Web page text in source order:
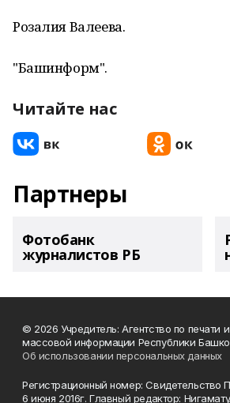
Розалия Валеева.
"Башинформ".
Читайте нас
Партнеры
Фотобанк
журналистов РБ
© 2026 Учредитель: Агентство по печати
массовой информации Республики
Об использовании персональных данных
Регистрационный номер:
6 июня 2016г. Главный редактор: